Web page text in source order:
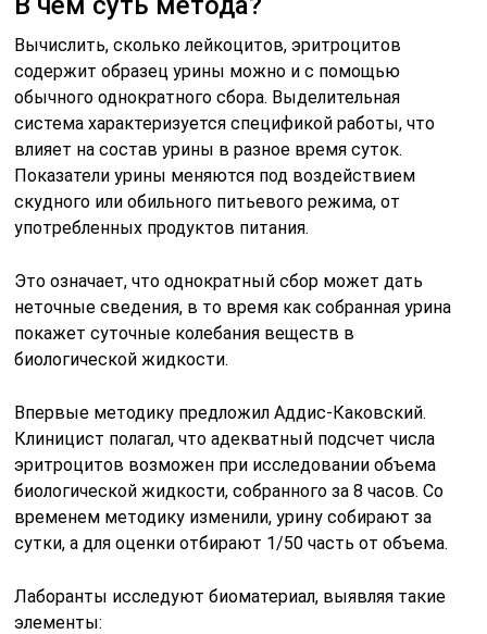
Вычислить, сколько лейкоцитов, эритроцитов
содержит образец урины можно и с помощью
обычного однократного сбора. Выделительная
система характеризуется спецификой работы, что
влияет на состав урины в разное время суток.
Показатели урины меняются под воздействием
скудного или обильного питьевого режима, от
употребленных продуктов питания.
Это означает, что однократный сбор может дать
неточные сведения, в то время как собранная урина
покажет суточные колебания веществ в
биологической жидкости.
Впервые методику предложил Аддис-Каковский.
Клиницист полагал, что адекватный подсчет числа
эритроцитов возможен при исследовании объема
биологической жидкости, собранного за 8 часов. Со
временем методику изменили, урину собирают за
сутки, а для оценки отбирают 1/50 часть от объема.
Лаборанты исследуют биоматериал, выявляя такие
элементы: